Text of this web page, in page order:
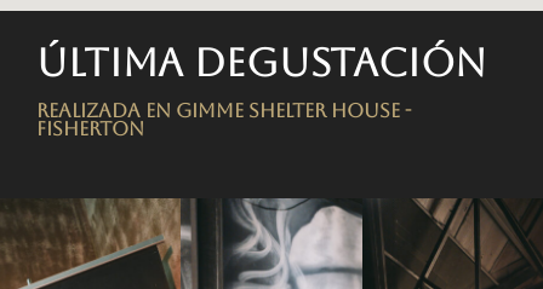
Última degustación
Realizada en Gimme Shelter House -
FISHERTON